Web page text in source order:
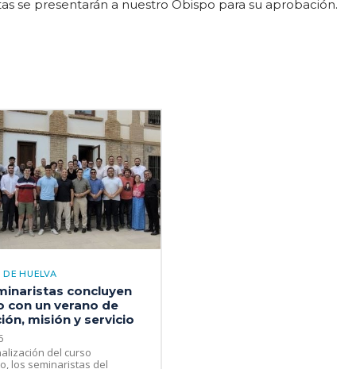
se presentarán a nuestro Obispo para su aprobación.
HUELVA
concluyen
con un verano de
misión y servicio
del curso
los seminaristas del